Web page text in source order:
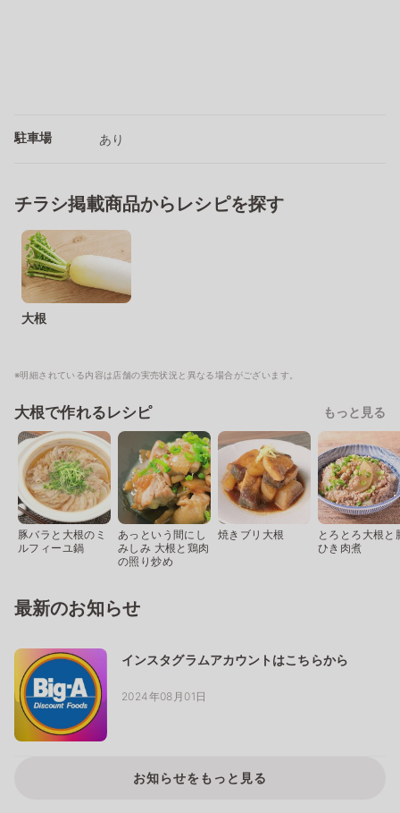
駐車場 あり
チラシ掲載商品からレシピを探す
大根
※明細されている内容は店舗の実売状況と異なる場合がございます。
大根で作れるレシピ もっと見る
豚バラと大根のミ
ルフィーユ鍋
あっという間にし
みしみ 大根と鶏肉
の照り炒め
焼きブリ大根
とろとろ大根と
ひき肉煮
最新のお知らせ
インスタグラムアカウントはこちらから
2024年08月01日
お知らせをもっと見る